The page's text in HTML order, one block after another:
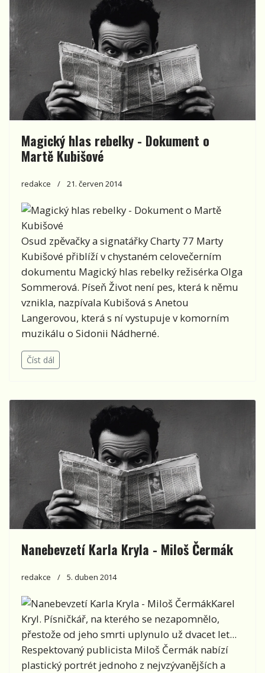
Magický hlas rebelky - Dokument o
Martě Kubišové
redakce 21. červen 2014
Osud zpěvačky a signatářky Charty 77 Marty
Kubišové přiblíží v chystaném celovečerním
dokumentu Magický hlas rebelky režisérka Olga
Sommerová. Píseň Život není pes, která k němu
vznikla, nazpívala Kubišová s Anetou
Langerovou, která s ní vystupuje v komorním
muzikálu o Sidonii Nádherné.
Číst dál
Nanebevzetí Karla Kryla - Miloš Čermák
redakce 5. duben 2014
Karel
Kryl. Písničkář, na kterého se nezapomnělo,
přestože od jeho smrti uplynulo už dvacet let...
Respektovaný publicista Miloš Čermák nabízí
plastický portrét jednoho z nejvzývanějších a